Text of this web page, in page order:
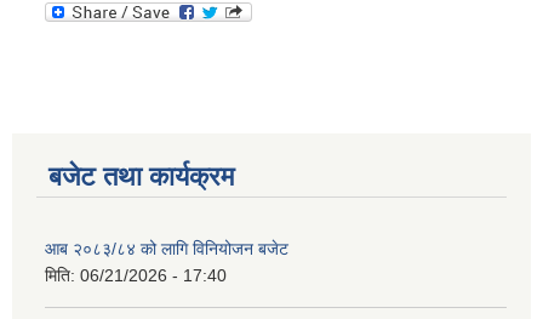
बजेट तथा कार्यक्रम
आब २०८३/८४ को लागि विनियोजन बजेट
मिति: 06/21/2026 - 17:40